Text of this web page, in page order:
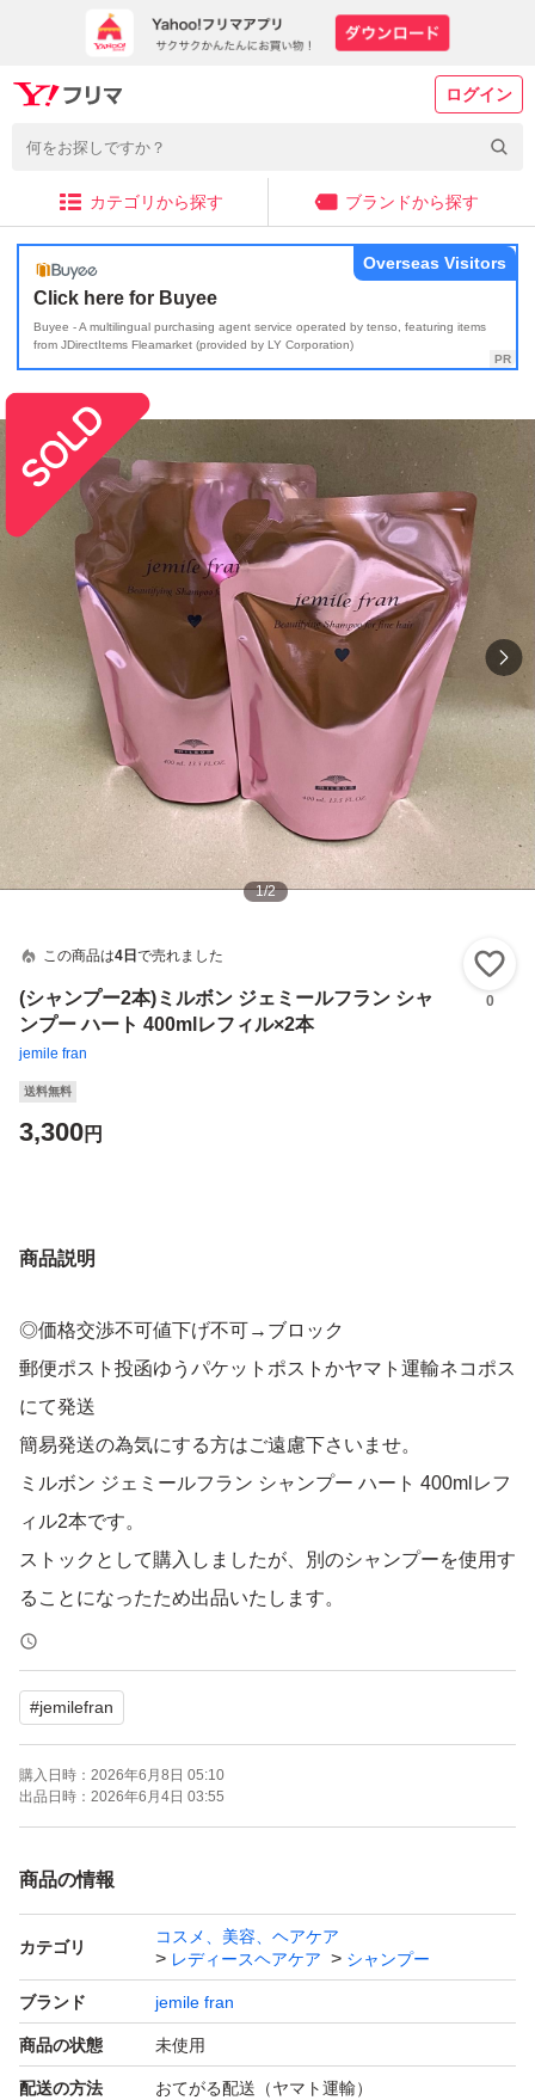
ログイン
カテゴリから探す ブランドから探す
Click here for Buyee
Buyee - A multilingual purchasing agent service operated by tenso, featuring items
from JDirectItems Fleamarket (provided by LY Corporation)
Overseas Visitors
1/2
この商品は4日 で売れました
(シャンプー2本)ミルボン ジェミールフラン シャ
ンプー ハート 400mlレフィル×2本
jemile fran
0
送料無料
3,300円
商品説明
◎価格交渉不可値下げ不可→ブロック
郵便ポスト投函ゆうパケットポストかヤマト運輸ネコポス
にて発送
簡易発送の為気にする方はご遠慮下さいませ。
ミルボン ジェミールフラン シャンプー ハート 400mlレフ
ィル2本です。
ストックとして購入しましたが、別のシャンプーを使用す
ることになったため出品いたします。
単品不可
【ブランド】jemile fran
【商品の状態】未使用購入4月
【内容量】400ml×2本
よろしくお願いいたします。
#jemilefran
購入日時： 2026年6月8日 05:10
出品日時： 2026年6月4日 03:55
商品の情報
カテゴリ
コスメ、美容、ヘアケア
レディースヘアケア
シャンプー
ブランド jemile fran
商品の状態 未使用
配送の方法 おてがる配送（ヤマト運輸）